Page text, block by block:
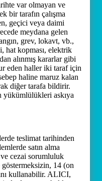
var olmayan ve
bir tarafın çalışma
geçici veya daimi
meydana gelen
grev, lokavt, vb.,
hat kopması, elektrik
alınmış kararlar gibi
eden haller iki taraf için
haline maruz kalan
diğer tarafa bildirir.
yükümlülükleri askıya
teslimat tarihinden
satın alma
cezai sorumluluk
14 (on
kullanabilir. ALICI,